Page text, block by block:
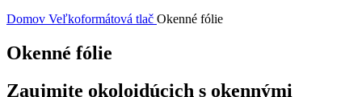
Domov Veľkoformátová tlač Okenné fólie
Okenné fólie
Zaujmite okoloidúcich s okennými